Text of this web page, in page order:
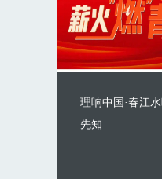
理响中国·春江
先知